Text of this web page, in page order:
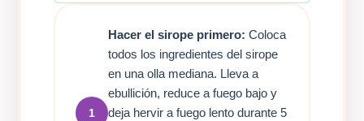
1
Hacer el sirope primero: Coloca
todos los ingredientes del sirope
en una olla mediana. Lleva a
ebullición, reduce a fuego bajo y
deja hervir a fuego lento durante 5